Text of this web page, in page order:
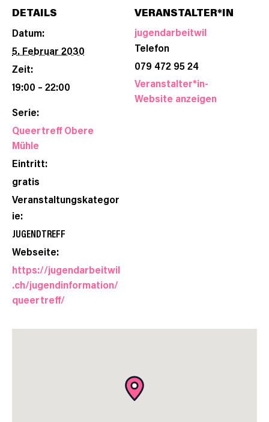
DETAILS
Datum:
5. Februar 2030
Zeit:
19:00 – 22:00
Serie:
Queertreff Obere
Mühle
Eintritt:
gratis
Veranstaltungskategor
ie:
JUGENDTREFF
Webseite:
https://jugendarbeitwil
.ch/jugendinformation/
queertreff/
VERANSTALTER*IN
jugendarbeitwil
Telefon
079 472 95 24
Veranstalter*in-
Website anzeigen